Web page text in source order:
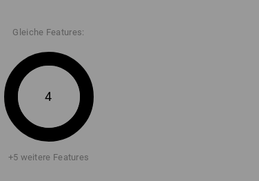
Gleiche Features:
4
+5 weitere Features